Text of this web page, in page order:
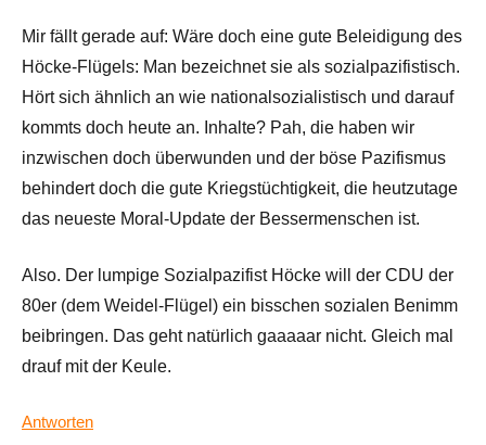
Mir fällt gerade auf: Wäre doch eine gute Beleidigung des
Höcke-Flügels: Man bezeichnet sie als sozialpazifistisch.
Hört sich ähnlich an wie nationalsozialistisch und darauf
kommts doch heute an. Inhalte? Pah, die haben wir
inzwischen doch überwunden und der böse Pazifismus
behindert doch die gute Kriegstüchtigkeit, die heutzutage
das neueste Moral-Update der Bessermenschen ist.
Also. Der lumpige Sozialpazifist Höcke will der CDU der
80er (dem Weidel-Flügel) ein bisschen sozialen Benimm
beibringen. Das geht natürlich gaaaaar nicht. Gleich mal
drauf mit der Keule.
Antworten